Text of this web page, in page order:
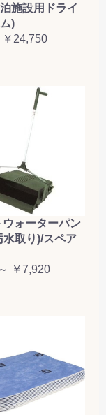
施設用ドライ
)
￥24,750
ウォーターパン
水取り)/スペア
￥7,920